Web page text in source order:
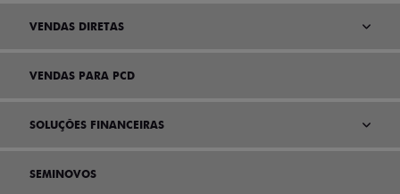
VENDAS DIRETAS
VENDAS PARA PCD
SOLUÇÕES FINANCEIRAS
SEMINOVOS